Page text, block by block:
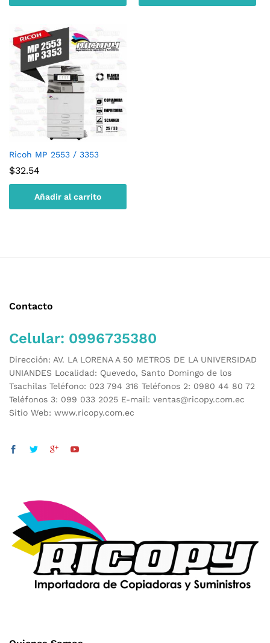
Ricoh MP 2553 / 3353
$32.54
Añadir al carrito
Contacto
Celular: 0996735380
Dirección: AV. LA LORENA A 50 METROS DE LA UNIVERSIDAD
UNIANDES Localidad: Quevedo, Santo Domingo de los
Tsachilas Teléfono: 023 794 316 Teléfonos 2: 0980 44 80 72
Teléfonos 3: 099 033 2025 E-mail: ventas@ricopy.com.ec
Sitio Web: www.ricopy.com.ec